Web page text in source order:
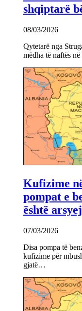
shqiptarë
08/03/2026
Qytetarë nga
mëdha të naftës
Kufizime
pompat e
është
07/03/2026
Disa pompa të
kufizime për
gjatë…